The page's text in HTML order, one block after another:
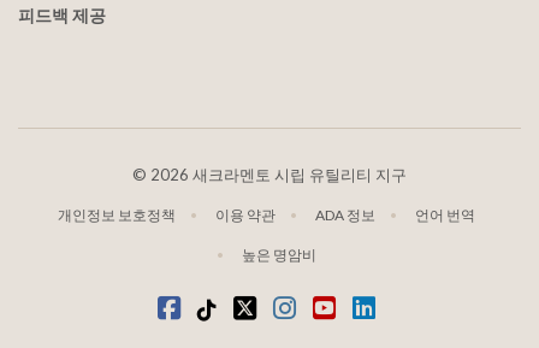
피드백 제공
© 2026 새크라멘토 시립 유틸리티 지구
개인정보 보호정책 이용 약관 ADA 정보 언어 번역
높은 명암비
Facebook
틱톡트위터인스타그램
유튜브LinkedIn